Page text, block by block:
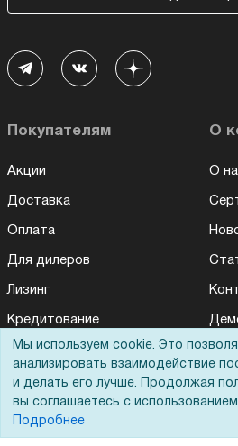
Покупателям
Акции
Доставка
Оплата
Для дилеров
Лизинг
Кредитование
Госучреждениям
Тендеры
Бренды
ЭДО
О
О
Мы используем cookie. Это
анализировать взаимодействие
и делать его лучше. Продолжая
вы соглашаетесь с
Подробнее